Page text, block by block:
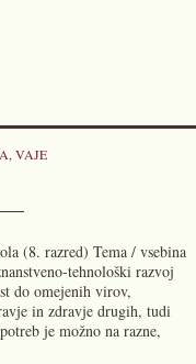
, VAJE
(8. razred) Tema / vsebina
tehnološki razvoj
do omejenih virov,
in zdravje drugih, tudi
je možno na razne,